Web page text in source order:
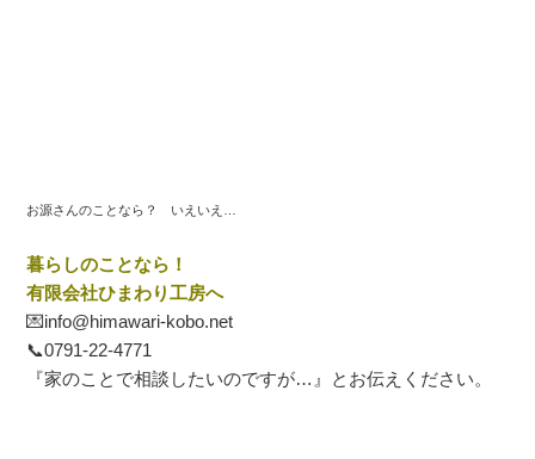
お源さんのことなら？ いえいえ…
暮らしのことなら！
有限会社ひまわり工房へ
💌info@himawari-kobo.net
📞0791-22-4771
『家のことで相談したいのですが…』とお伝えください。